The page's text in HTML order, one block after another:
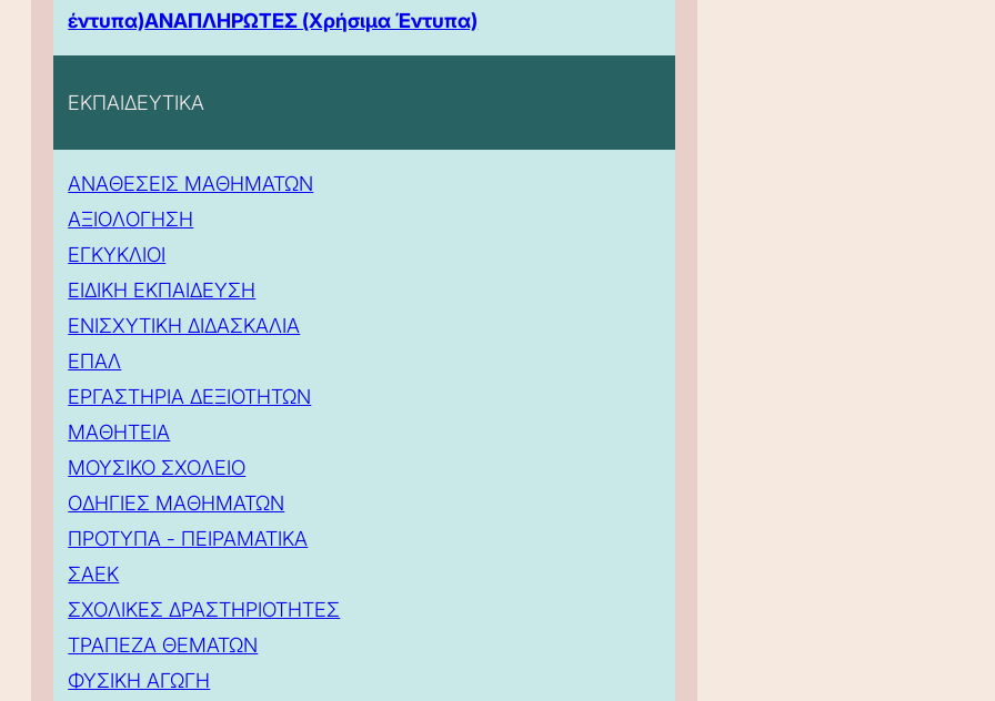
έντυπα)ΑΝΑΠΛΗΡΩΤΕΣ (Χρήσιμα Έντυπα)
ΕΚΠΑΙΔΕΥΤΙΚΑ
ΑΝΑΘΕΣΕΙΣ ΜΑΘΗΜΑΤΩΝ
ΑΞΙΟΛΟΓΗΣΗ
ΕΓΚΥΚΛΙΟΙ
ΕΙΔΙΚΗ ΕΚΠΑΙΔΕΥΣΗ
ΕΝΙΣΧΥΤΙΚΗ ΔΙΔΑΣΚΑΛΙΑ
ΕΠΑΛ
ΕΡΓΑΣΤΗΡΙΑ ΔΕΞΙΟΤΗΤΩΝ
ΜΑΘΗΤΕΙΑ
ΜΟΥΣΙΚΟ ΣΧΟΛΕΙΟ
ΟΔΗΓΙΕΣ ΜΑΘΗΜΑΤΩΝ
ΠΡΟΤΥΠΑ - ΠΕΙΡΑΜΑΤΙΚΑ
ΣΑΕΚ
ΣΧΟΛΙΚΕΣ ΔΡΑΣΤΗΡΙΟΤΗΤΕΣ
ΤΡΑΠΕΖΑ ΘΕΜΑΤΩΝ
ΦΥΣΙΚΗ ΑΓΩΓΗ